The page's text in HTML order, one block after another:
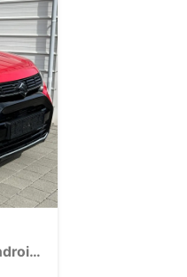
GL+ Comfort 1.4 MHEV AT 4WD Android Auto*Navi*SHZ*ACC*Kamera*Klimauto*LED*PrivacyGlas